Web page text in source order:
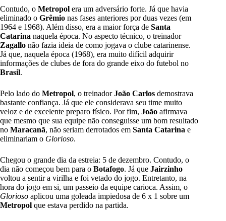
Contudo, o Metropol era um adversário forte. Já que havia
eliminado o Grêmio nas fases anteriores por duas vezes (em
1964 e 1968). Além disso, era a maior força de Santa
Catarina naquela época. No aspecto técnico, o treinador
Zagallo não fazia ideia de como jogava o clube catarinense.
Já que, naquela época (1968), era muito difícil adquirir
informações de clubes de fora do grande eixo do futebol no
Brasil.
Pelo lado do Metropol, o treinadorJoão Carlos demostrava
bastante confiança. Já que ele considerava seu time muito
veloz e de excelente preparo físico. Por fim, João afirmava
que mesmo que sua equipe não conseguisse um bom resultado
no Maracanã, não seriam derrotados em Santa Catarina e
eliminariam o Glorioso.
Chegou o grande dia da estreia: 5 de dezembro. Contudo, o
dia não começou bem para o Botafogo. Já que Jairzinho
voltou a sentir a virilha e foi vetado do jogo. Entretanto, na
hora do jogo em si, um passeio da equipe carioca. Assim, o
Glorioso aplicou uma goleada impiedosa de 6 x 1 sobre um
Metropol que estava perdido na partida.